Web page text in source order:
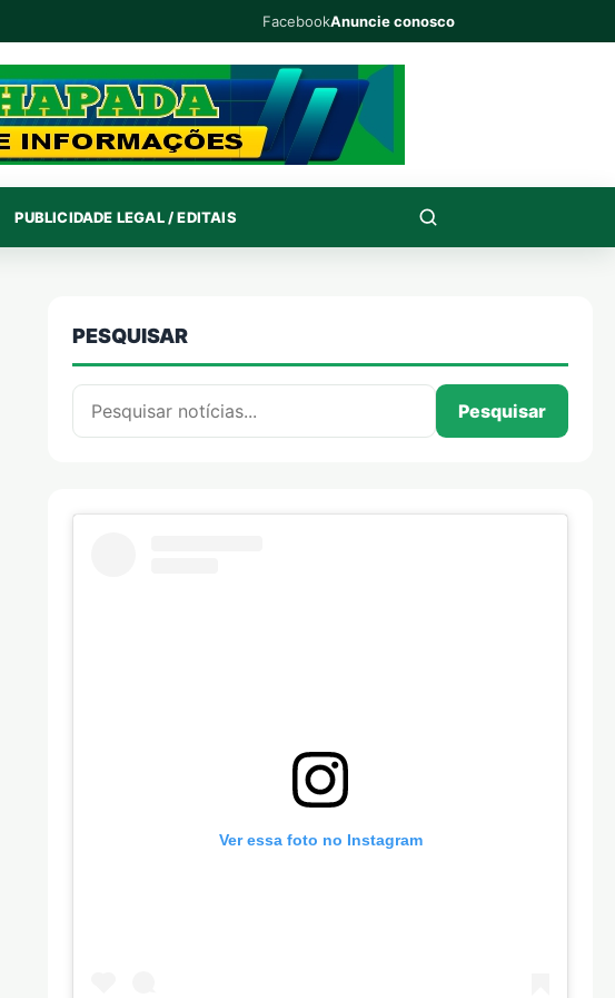
FacebookAnuncie conosco
PUBLICIDADE LEGAL / EDITAIS
PESQUISAR
Pesquisar por:
Pesquisar
Ver essa foto no Instagram